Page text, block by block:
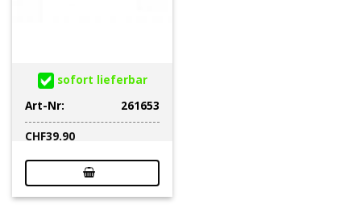
sofort lieferbar
Art-Nr:
261653
CHF39.90